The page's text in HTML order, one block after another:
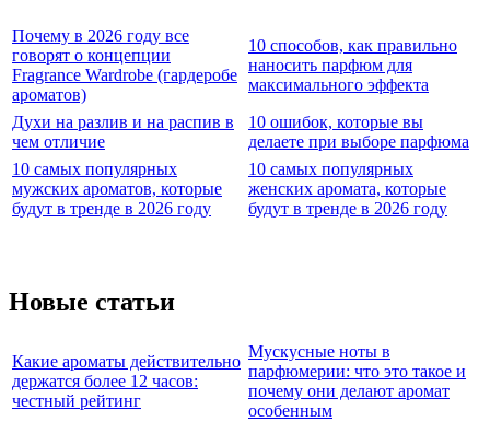
Почему в 2026 году все
говорят о концепции
Fragrance Wardrobe (гардеробе
ароматов)
10 способов, как правильно
наносить парфюм для
максимального эффекта
Духи на разлив и на распив в
чем отличие
10 ошибок, которые вы
делаете при выборе парфюма
10 самых популярных
мужских ароматов, которые
будут в тренде в 2026 году
10 самых популярных
женских аромата, которые
будут в тренде в 2026 году
Новые статьи
Какие ароматы действительно
держатся более 12 часов:
честный рейтинг
Мускусные ноты в
парфюмерии: что это такое и
почему они делают аромат
особенным